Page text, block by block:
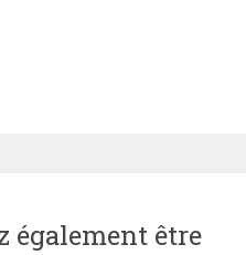
également être